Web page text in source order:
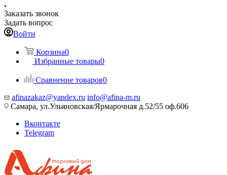
Заказать звонок
Задать вопрос
Войти
Корзина0
Избранные товары0
Сравнение товаров0
afinazakaz@yandex.ru info@afina-m.ru
Самара, ул.Ульяновская/Ярмарочная д.52/55 оф.606
Вконтакте
Telegram